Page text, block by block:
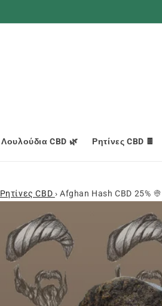
Λουλούδια CBD 🌿 Ρητίνες CBD 🍫
Ρητίνες CBD › Afghan Hash CBD 25% 👳